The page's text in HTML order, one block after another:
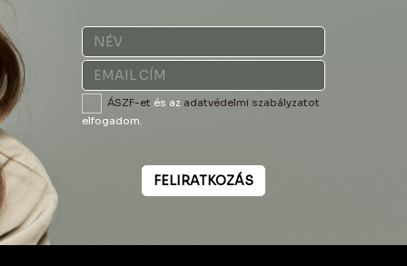
ÁSZF-et és az adatvédelmi szabályzatot
elfogadom.
FELIRATKOZÁS